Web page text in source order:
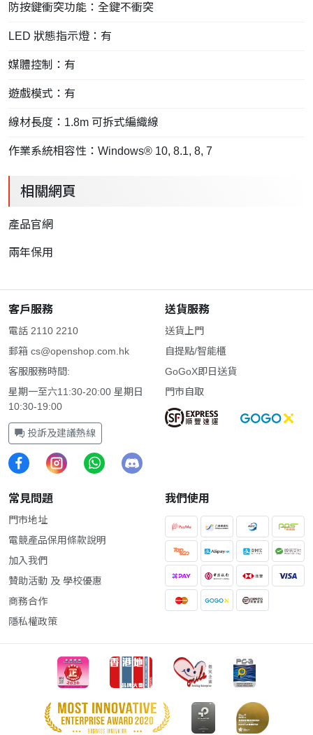
防按鍵衝突功能：全鍵不衝突
LED 狀態指示燈：有
媒體控制：有
遊戲模式：有
線材長度：1.8m 可拆式編織線
作業系統相容性：Windows® 10, 8.1, 8, 7
相關網頁
產品官網
兩年保用
客戶服務
電話 2110 2210
郵箱 cs@openshop.com.hk
客服服務時間:
星期一至六11:30-20:00 星期日
10:30-19:00
投訴及建議熱線
送貨服務
送貨上門
自提點/智能櫃
GoGoX即日送貨
門市自取
常見問題
門市地址
電競產品保用條款說明
加入我們
贊助活動 及 學校優惠
商務合作
隱私權政策
我們使用